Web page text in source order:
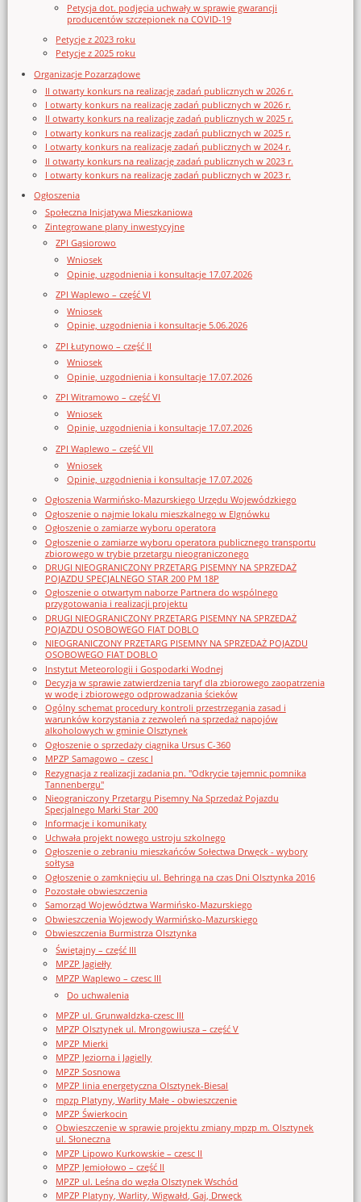
Petycja dot. podjęcia uchwały w sprawie gwarancji
producentów szczepionek na COVID-19
Petycje z 2023 roku
Petycje z 2025 roku
Organizacje Pozarządowe
II otwarty konkurs na realizację zadań publicznych w 2026 r.
I otwarty konkurs na realizację zadań publicznych w 2026 r.
II otwarty konkurs na realizację zadań publicznych w 2025 r.
I otwarty konkurs na realizację zadań publicznych w 2025 r.
I otwarty konkurs na realizację zadań publicznych w 2024 r.
II otwarty konkurs na realizację zadań publicznych w 2023 r.
I otwarty konkurs na realizację zadań publicznych w 2023 r.
Ogłoszenia
Społeczna Inicjatywa Mieszkaniowa
Zintegrowane plany inwestycyjne
ZPI Gąsiorowo
Wniosek
Opinie, uzgodnienia i konsultacje 17.07.2026
ZPI Waplewo – część VI
Wniosek
Opinie, uzgodnienia i konsultacje 5.06.2026
ZPI Łutynowo – część II
Wniosek
Opinie, uzgodnienia i konsultacje 17.07.2026
ZPI Witramowo – część VI
Wniosek
Opinie, uzgodnienia i konsultacje 17.07.2026
ZPI Waplewo – część VII
Wniosek
Opinie, uzgodnienia i konsultacje 17.07.2026
Ogłoszenia Warmińsko-Mazurskiego Urzędu Wojewódzkiego
Ogłoszenie o najmie lokalu mieszkalnego w Elgnówku
Ogłoszenie o zamiarze wyboru operatora
Ogłoszenie o zamiarze wyboru operatora publicznego transportu
zbiorowego w trybie przetargu nieograniczonego
DRUGI NIEOGRANICZONY PRZETARG PISEMNY NA SPRZEDAŻ
POJAZDU SPECJALNEGO STAR 200 PM 18P
Ogłoszenie o otwartym naborze Partnera do wspólnego
przygotowania i realizacji projektu
DRUGI NIEOGRANICZONY PRZETARG PISEMNY NA SPRZEDAŻ
POJAZDU OSOBOWEGO FIAT DOBLO
NIEOGRANICZONY PRZETARG PISEMNY NA SPRZEDAŻ POJAZDU
OSOBOWEGO FIAT DOBLO
Instytut Meteorologii i Gospodarki Wodnej
Decyzja w sprawie zatwierdzenia taryf dla zbiorowego zaopatrzenia
w wodę i zbiorowego odprowadzania ścieków
Ogólny schemat procedury kontroli przestrzegania zasad i
warunków korzystania z zezwoleń na sprzedaż napojów
alkoholowych w gminie Olsztynek
Ogłoszenie o sprzedaży ciągnika Ursus C-360
MPZP Samagowo – czesc I
Rezygnacja z realizacji zadania pn. "Odkrycie tajemnic pomnika
Tannenbergu"
Nieograniczony Przetargu Pisemny Na Sprzedaż Pojazdu
Specjalnego Marki Star_200
Informacje i komunikaty
Uchwała projekt nowego ustroju szkolnego
Ogłoszenie o zebraniu mieszkańców Sołectwa Drwęck - wybory
sołtysa
Ogłoszenie o zamknięciu ul. Behringa na czas Dni Olsztynka 2016
Pozostałe obwieszczenia
Samorząd Województwa Warmińsko-Mazurskiego
Obwieszczenia Wojewody Warmińsko-Mazurskiego
Obwieszczenia Burmistrza Olsztynka
Świętajny – część III
MPZP Jagiełły
MPZP Waplewo – czesc III
Do uchwalenia
MPZP ul. Grunwaldzka-czesc III
MPZP Olsztynek ul. Mrongowiusza – część V
MPZP Mierki
MPZP Jeziorna i Jagielly
MPZP Sosnowa
MPZP linia energetyczna Olsztynek-Biesal
mpzp Platyny, Warlity Małe - obwieszczenie
MPZP Świerkocin
Obwieszczenie w sprawie projektu zmiany mpzp m. Olsztynek
ul. Słoneczna
MPZP Lipowo Kurkowskie – czesc II
MPZP Jemiołowo – część II
MPZP ul. Leśna do węzła Olsztynek Wschód
MPZP Platyny, Warlity, Wigwałd, Gaj, Drwęck